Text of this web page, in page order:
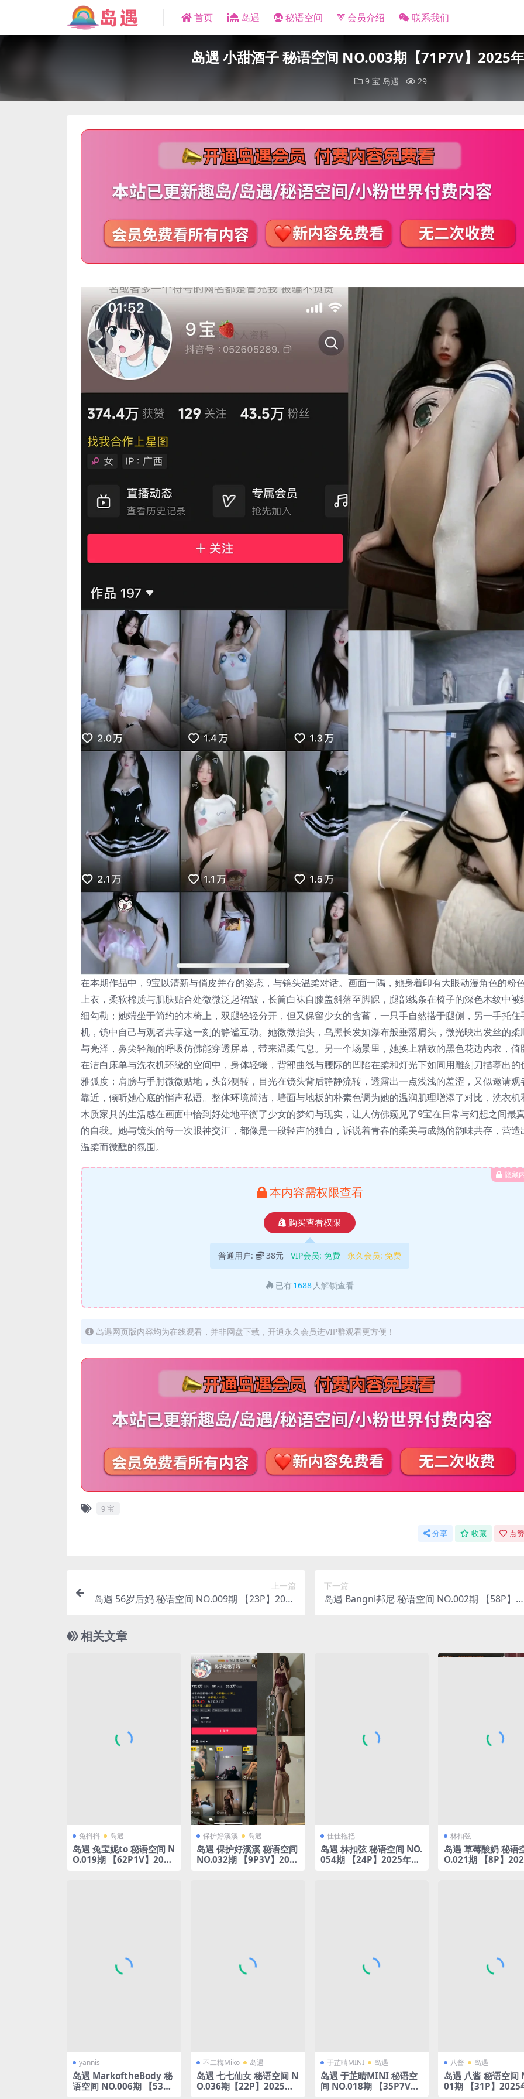
首页 岛遇 秘语空间 会员介绍 联系我们
岛遇 小甜酒子 秘语空间 NO.003期【71P7V】2025
9 宝 岛遇 29
在本期作品中，9宝以清新与俏皮并存的姿态，与镜头温柔对话。画面一隅，她身着印有大眼动漫角色的粉
上衣，柔软棉质与肌肤贴合处微微泛起褶皱，长筒白袜自膝盖斜落至脚踝，腿部线条在椅子的深色木纹中被
细勾勒；她端坐于简约的木椅上，双腿轻轻分开，但又保留少女的含蓄，一只手自然搭于腿侧，另一手托住
机，镜中自己与观者共享这一刻的静谧互动。她微微抬头，乌黑长发如瀑布般垂落肩头，微光映出发丝的柔
与亮泽，鼻尖轻颤的呼吸仿佛能穿透屏幕，带来温柔气息。另一个场景里，她换上精致的黑色花边内衣，倚
在洁白床单与洗衣机环绕的空间中，身体轻蜷，背部曲线与腰际的凹陷在柔和灯光下如同用雕刻刀描摹出的
雅弧度；肩膀与手肘微微贴地，头部侧转，目光在镜头背后静静流转，透露出一点浅浅的羞涩，又似邀请观
靠近，倾听她心底的悄声私语。整体环境简洁，墙面与地板的朴素色调为她的温润肌理增添了对比，洗衣机
木质家具的生活感在画面中恰到好处地平衡了少女的梦幻与现实，让人仿佛窥见了9宝在日常与幻想之间最
的自我。她与镜头的每一次眼神交汇，都像是一段轻声的独白，诉说着青春的柔美与成熟的韵味共存，营造
温柔而微醺的氛围。
隐藏
本内容需权限查看
购买查看权限
普通用户: 38元 VIP会员: 免费 永久会员: 免费
已有 1688 人解锁查看
岛遇网页版内容均为在线观看，并非网盘下载，开通永久会员进VIP群观看更方便！
9 宝
分享 收藏 点
上一篇
岛遇 56岁后妈 秘语空间 NO.009期 【23P】2025
下一篇
岛遇 Bangni邦尼 秘语空间 NO.002期 【58P】2
相关文章
兔抖抖 岛遇
岛遇 兔宝妮to 秘语空间 N
O.019期 【62P1V】2025
保护好溪溪 岛遇
岛遇 保护好溪溪 秘语空间
NO.032期 【9P3V】202
佳佳拖把
岛遇 林扣弦 秘语空间 NO.
054期 【24P】2025年完
林扣弦
岛遇 草莓酸奶 秘语
O.021期 【8P】
yannis
岛遇 MarkoftheBody 秘
语空间 NO.006期 【53P1
不二梅Miko 岛遇
岛遇 七七仙女 秘语空间 N
O.036期【22P】2025年
于芷晴MINI 岛遇
岛遇 于芷晴MINI 秘语空
间 NO.018期 【35P7V】
八酱 岛遇
岛遇 八酱 秘语空间
01期 【31P】2025